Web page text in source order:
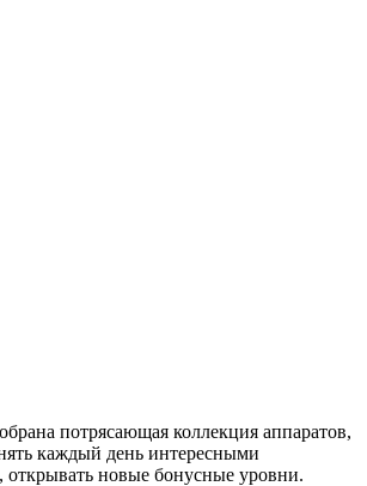
потрясающая коллекция аппаратов,
каждый день интересными
открывать новые бонусные уровни.